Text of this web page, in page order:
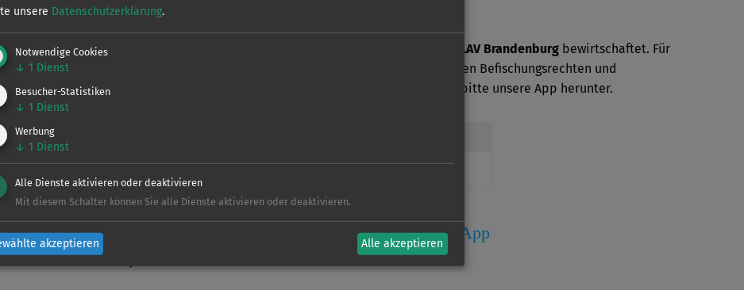
Eck bis Kremmener See
LAV Brandenburg bewirtschaftet. Für
weitere Informationen zu den Befischungsrechten und
Regelungen laden Sie sich bitte unsere App herunter.
und Sonderbestimmungen findet ihr in der kostenlosen App
unsere Datenschutzerklärung.
Notwendige Cookies
↓ 1 Dienst
Besucher-Statistiken
↓ 1 Dienst
Werbung
↓ 1 Dienst
Alle Dienste aktivieren oder deaktivieren
Mit diesem Schalter können Sie alle Dienste aktivieren oder deaktivieren.
akzeptieren Alle akzeptieren